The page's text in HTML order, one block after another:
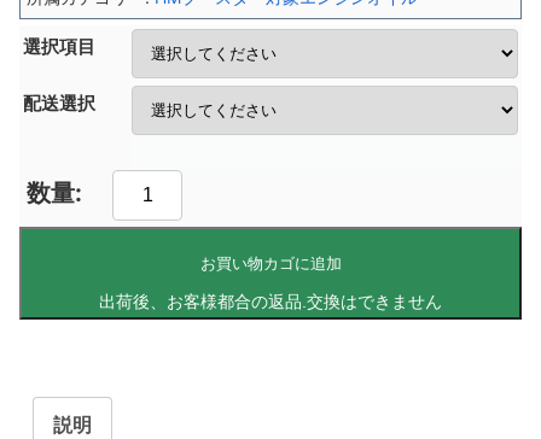
選択項目
配送選択
お買い物カゴに追加
説明